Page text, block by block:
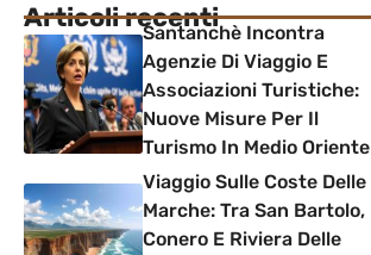
Articoli recentiSantanchè Incontra
Agenzie Di Viaggio E
Associazioni Turistiche:
Nuove Misure Per Il
Turismo In Medio Oriente
Viaggio Sulle Coste Delle
Marche: Tra San Bartolo,
Conero E Riviera Delle